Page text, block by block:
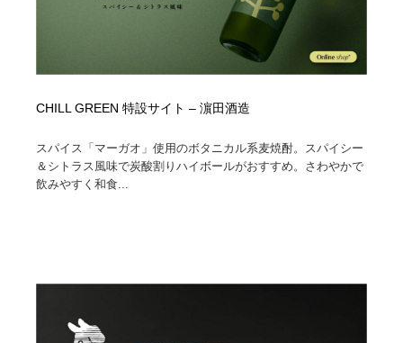
CHILL GREEN 特設サイト – 濵田酒造
スパイス「マーガオ」使用のボタニカル系麦焼酎。スパイシー
＆シトラス風味で炭酸割りハイボールがおすすめ。さわやかで
飲みやすく和食...